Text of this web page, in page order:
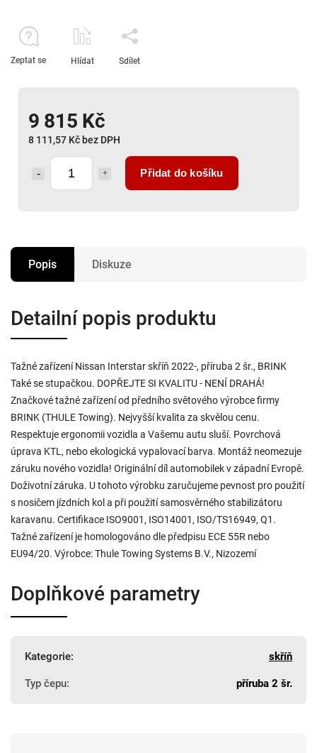
9 815 Kč
8 111,57 Kč bez DPH
Přidat do košíku
Zeptat se Hlídat Sdílet
Popis Diskuze
Detailní popis produktu
Tažné zařízení Nissan Interstar skříň 2022-, příruba 2 šr., BRINK
Také se stupačkou. DOPŘEJTE SI KVALITU - NENÍ DRAHÁ!
Značkové tažné zařízení od předního světového výrobce firmy
BRINK (THULE Towing). Nejvyšší kvalita za skvělou cenu.
Respektuje ergonomii vozidla a Vašemu autu sluší. Povrchová
úprava KTL, nebo ekologická vypalovací barva. Montáž neomezuje
záruku nového vozidla! Originální díl automobilek v západní Evropě.
Doživotní záruka. U tohoto výrobku zaručujeme pevnost pro použití
s nosičem jízdních kol a při použití samosvěrného stabilizátoru
karavanu. Certifikace ISO9001, ISO14001, ISO/TS16949, Q1.
Tažné zařízení je homologováno dle předpisu ECE 55R nebo
EU94/20. Výrobce: Thule Towing Systems B.V., Nizozemí
Doplňkové parametry
Kategorie: skříň
Typ čepu: příruba 2 šr.